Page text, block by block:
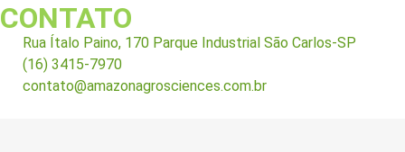
CONTATO
Rua Ítalo Paino, 170 Parque Industrial São Carlos-SP
(16) 3415-7970
contato@amazonagrosciences.com.br